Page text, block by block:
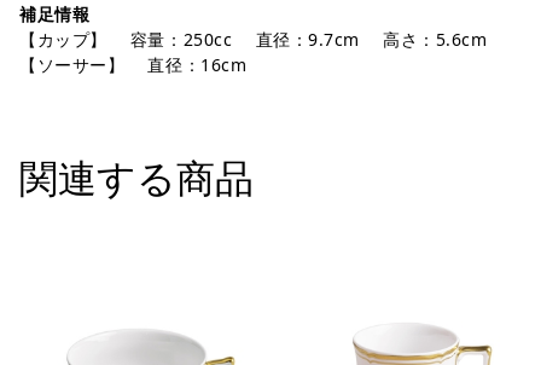
補足情報
【カップ】 容量：250cc 直径：9.7cm 高さ：5.6cm
【ソーサー】 直径：16cm
関連する商品